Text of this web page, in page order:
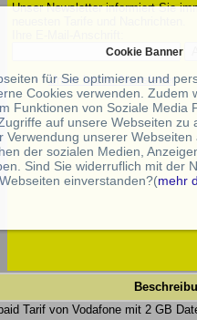
Unser Newsletter informiert Sie
Unser letzter Newsletter
Tarif von Vodafone mit 2 GB
Cookie Banner
für Sie optimieren und
Cookies verwenden. Zudem
Funktionen von Soziale Media
auf unsere Webseiten zu
Verwendung unserer Webseiten
der sozialen Medien,
Sind Sie widerruflich mit der
einverstanden?(mehr